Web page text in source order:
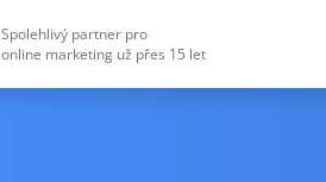
Spolehlivý partner pro
online marketing už přes 15 let